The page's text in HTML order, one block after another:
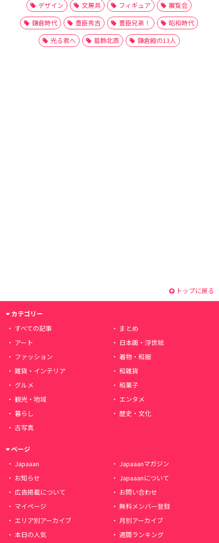
デザイン
文房具 フィギュア
展覧会
鎌倉時代
豊臣秀吉 豊臣兄弟！
昭和時代
光る君へ
葛飾北斎 鎌倉殿の13人
トップに戻る
カテゴリー
すべての記事
まとめ
アート
日本画・浮世絵
ファッション
着物・和服
雑貨・インテリア
和雑貨
グルメ
和菓子
観光・地域
エンタメ
暮らし
歴史・文化
古写真
ページ
Japaaan
Japaaanマガジン
お知らせ
Japaaanについて
広告掲載について
お問い合わせ
マイページ
無料メンバー登録
エリア別アーカイブ
月別アーカイブ
本日の人気
週間ランキング